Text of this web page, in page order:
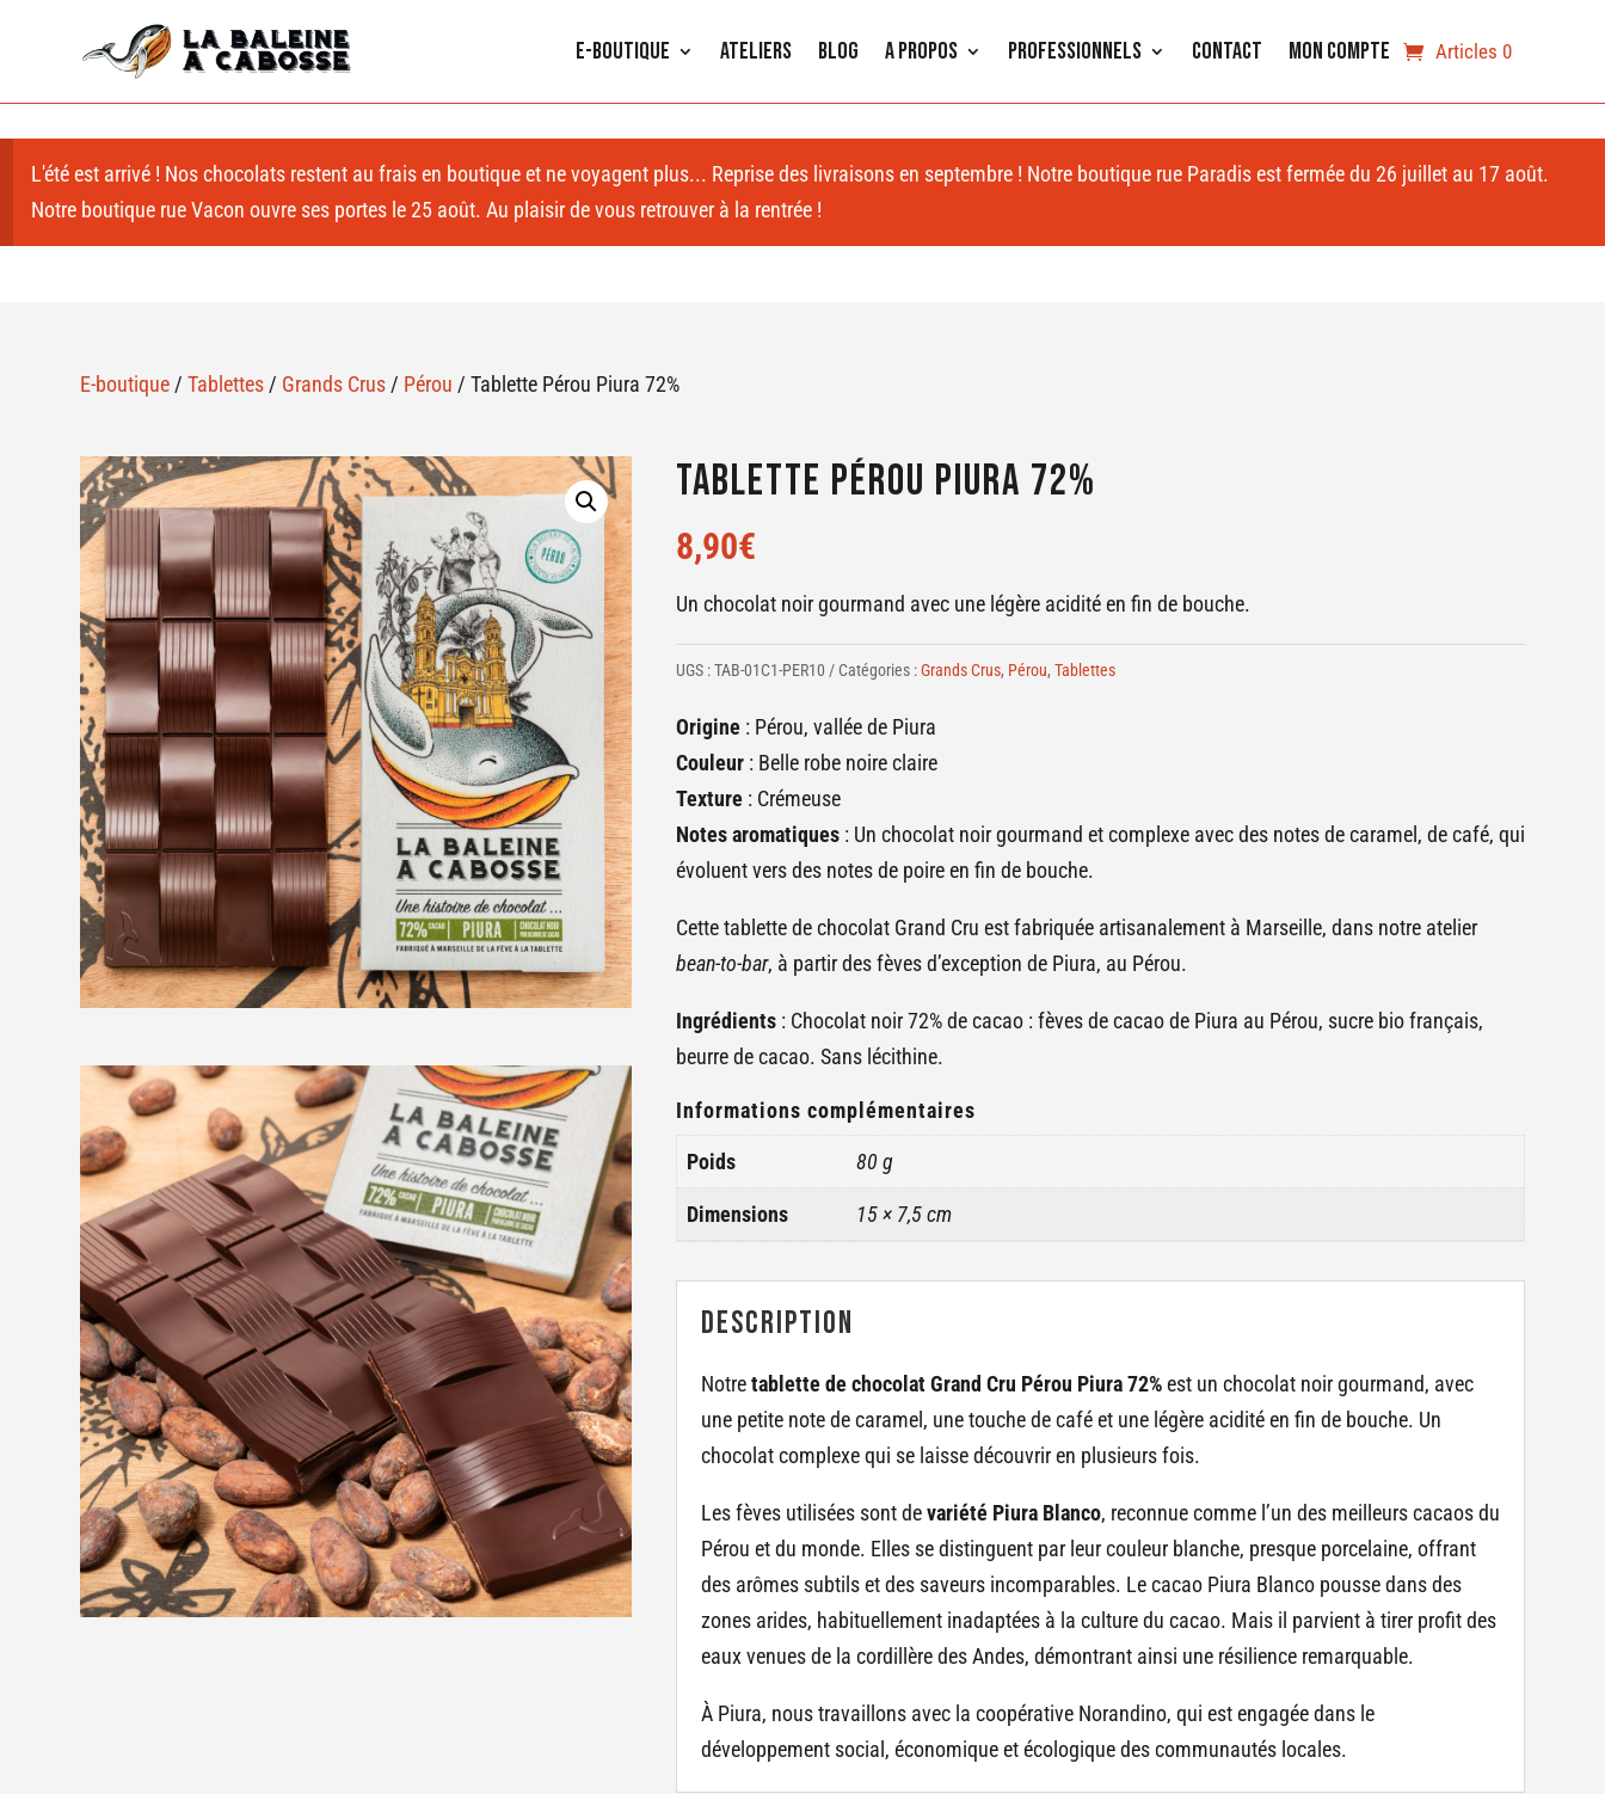
E-Boutique Ateliers Blog A propos Professionnels Contact Mon compte Articles 0
L'été est arrivé ! Nos chocolats restent au frais en boutique et ne voyagent plus... Reprise des livraisons en septembre ! Notre boutique rue Paradis est fermée du 26 juillet au 17 août.
Notre boutique rue Vacon ouvre ses portes le 25 août. Au plaisir de vous retrouver à la rentrée !
E-boutique /Tablettes / Grands Crus / Pérou / Tablette Pérou Piura 72%
Tablette Pérou Piura 72%
8,90€
Un chocolat noir gourmand avec une légère acidité en fin de bouche.
UGS :TAB-01C1-PER10 Catégories :Grands Crus, Pérou, Tablettes
Origine: Pérou, vallée de Piura
Couleur: Belle robe noire claire
Texture: Crémeuse
Notes aromatiques: Un chocolat noir gourmand et complexe avec des notes de caramel, de café, qui
évoluent vers des notes de poire en fin de bouche.
Cette tablette de chocolat Grand Cru est fabriquée artisanalement à Marseille, dans notre atelier
bean-to-bar, à partir des fèves d’exception de Piura, au Pérou.
Ingrédients: Chocolat noir 72% de cacao : fèves de cacao de Piura au Pérou, sucre bio français,
beurre de cacao. Sans lécithine.
Informations complémentaires
Poids 80 g
Dimensions 15 × 7,5 cm
Description
Notretablette de chocolat Grand Cru Pérou Piura 72%est un chocolat noir gourmand, avec
une petite note de caramel, une touche de café et une légère acidité en fin de bouche. Un
chocolat complexe qui se laisse découvrir en plusieurs fois.
Les fèves utilisées sont devariété Piura Blanco, reconnue comme l’un des meilleurs cacaos du
Pérou et du monde. Elles se distinguent par leur couleur blanche, presque porcelaine, offrant
des arômes subtils et des saveurs incomparables. Le cacao Piura Blanco pousse dans des
zones arides, habituellement inadaptées à la culture du cacao. Mais il parvient à tirer profit des
eaux venues de la cordillère des Andes, démontrant ainsi une résilience remarquable.
À Piura, nous travaillons avec la coopérative Norandino, qui est engagée dans le
développement social, économique et écologique des communautés locales.